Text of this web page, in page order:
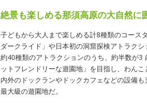
絶景も楽しめる那須高原の大自然に
子どもから大人まで楽しめる計8種類のコース
ダークライド」や日本初の洞窟探検アトラク
約40種類のアトラクションのうち、約半数が
ットフレンドリーな遊園地」を目指し、わん
内外のドックランやドックカフェなどの設備
最大級の遊園地だ。